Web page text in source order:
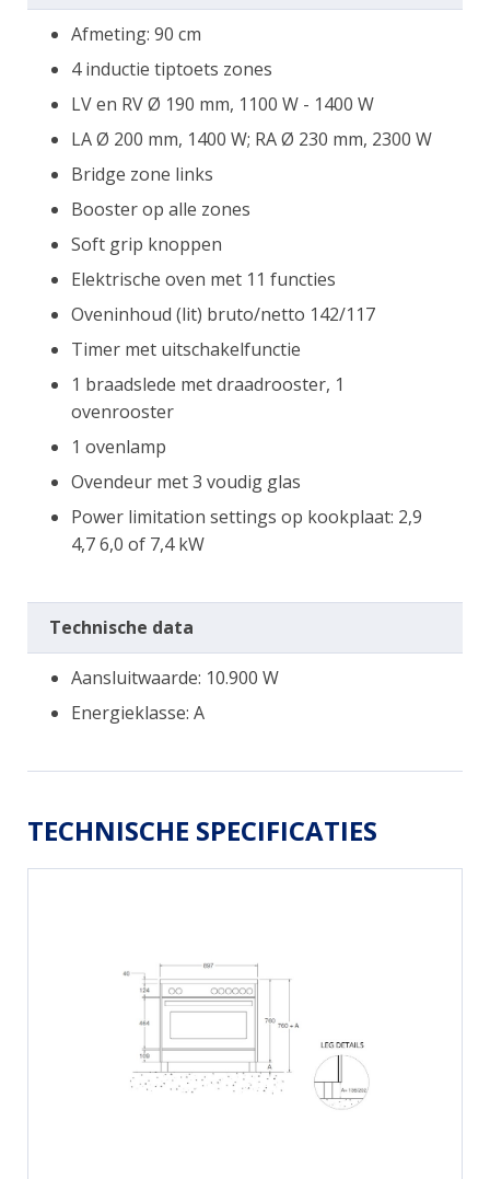
Afmeting: 90 cm
4 inductie tiptoets zones
LV en RV Ø 190 mm, 1100 W - 1400 W
LA Ø 200 mm, 1400 W; RA Ø 230 mm, 2300 W
Bridge zone links
Booster op alle zones
Soft grip knoppen
Elektrische oven met 11 functies
Oveninhoud (lit) bruto/netto 142/117
Timer met uitschakelfunctie
1 braadslede met draadrooster, 1
ovenrooster
1 ovenlamp
Ovendeur met 3 voudig glas
Power limitation settings op kookplaat: 2,9
4,7 6,0 of 7,4 kW
Technische data
Aansluitwaarde: 10.900 W
Energieklasse: A
TECHNISCHE SPECIFICATIES